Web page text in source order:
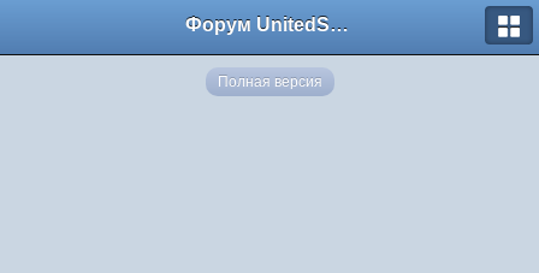
Форум UnitedSouth
Полная версия